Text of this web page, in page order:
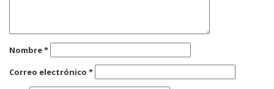
Nombre*
Correo electrónico *